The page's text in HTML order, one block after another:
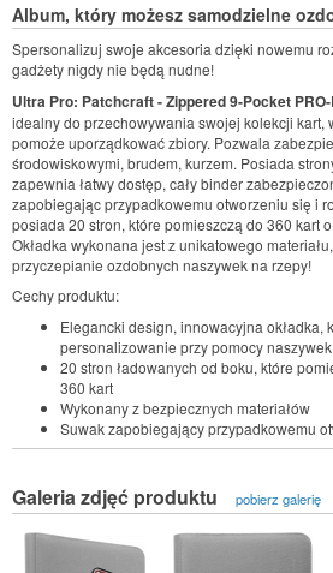
Album, który możesz samodzielne
Spersonalizuj swoje akcesoria dzięki nowemu
gadżety nigdy nie będą nudne!
Ultra Pro: Patchcraft - Zippered 9-Pocket
idealny do przechowywania swojej kolekcji kart,
pomoże uporządkować zbiory. Pozwala
środowiskowymi, brudem, kurzem. Posiada
zapewnia łatwy dostęp, cały binder
zapobiegając przypadkowemu otworzeniu się i
posiada 20 stron, które pomieszczą do 360 kart
Okładka wykonana jest z unikatowego
przyczepianie ozdobnych naszywek na rzepy!
Cechy produktu:
Elegancki design, innowacyjna okładka,
personalizowanie przy pomocy
20 stron ładowanych od boku, które
360 kart
Wykonany z bezpiecznych materiałów
Suwak zapobiegający przypadkowemu
Galeria zdjęć produktu pobierz galerię